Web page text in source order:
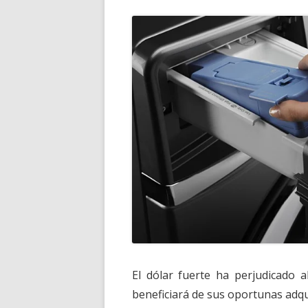
El dólar fuerte ha perjudicado
beneficiará de sus oportunas